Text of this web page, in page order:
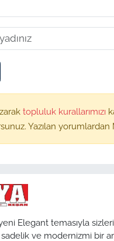
topluluk kurallarımızı
Yazılan
Elegant temasıyla sizleri
ve modernizmi bir